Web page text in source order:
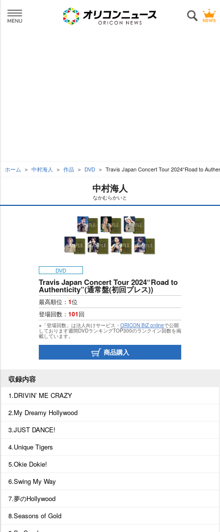
ホーム 中村海人 作品 DVD Travis Japan Concert Tour 2024“Road to
中村海人
なかむらかいと
DVD
Travis Japan Concert Tour 2024“Road to
Authenticity”(通常盤(初回プレス))
最高順位： 1位
登場回数： 101回
※「登場回数」は法人向けサービス・ ORICON BiZ onlineで公開
しております週間DVDランキングTOP300のランクイン回数を掲
載しています。
商品購入
収録内容
1.DRIVIN’ ME CRAZY
2.My Dreamy Hollywood
3.JUST DANCE!
4.Unique Tigers
5.Okie Dokie!
6.Swing My Way
7.夢のHollywood
8.Seasons of Gold